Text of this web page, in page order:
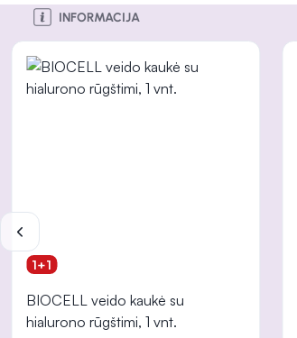
INFORMACIJA
1+1
BIOCELL veido kaukė su
hialurono rūgštimi, 1 vnt.